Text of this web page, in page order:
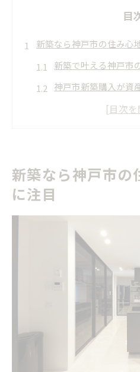
目
新築なら神戸市の住み心
新築で叶える神戸市
神戸市新築購入が資
新築一戸建て選びで
理想の暮らしを叶える新
神戸市新築一戸建て
新築購入時に知って
庭付き新築で叶え
新築購入後の後悔を
資産価値を見極める新築
神戸市新築の資産価
新築なら神戸市の
に注目